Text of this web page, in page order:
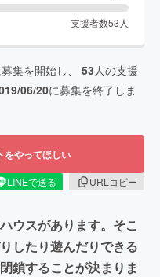
支援者数53 人
集を開始し、 53 人の支援
06/20に募集を終了しま
をやってほしい
LINEで送る
URLコピー
ウスがあります。そこ
したり遊んだりできる
鎖することが決まりま